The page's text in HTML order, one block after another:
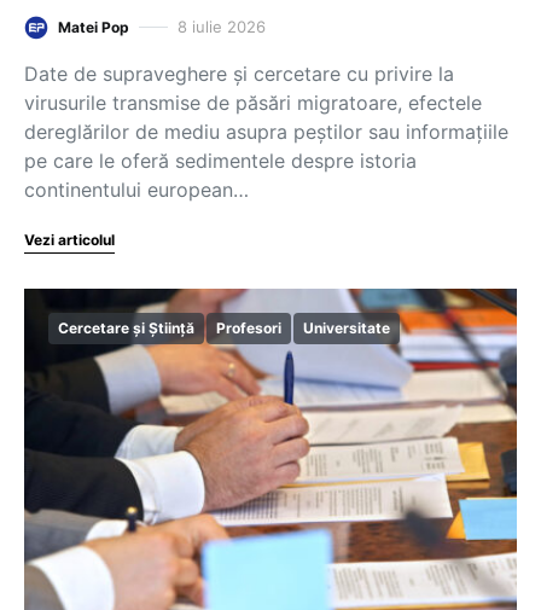
Matei Pop 8 iulie 2026
Date de supraveghere și cercetare cu privire la
virusurile transmise de păsări migratoare, efectele
dereglărilor de mediu asupra peștilor sau informațiile
pe care le oferă sedimentele despre istoria
continentului european…
Vezi articolul
Cercetare și Știință Profesori Universitate